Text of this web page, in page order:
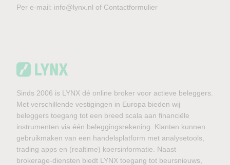
Per e-mail: info@lynx.nl of Contactformulier
Sinds 2006 is LYNX dé online broker voor actieve beleggers.
Met verschillende vestigingen in Europa bieden wij
beleggers toegang tot een breed scala aan financiële
instrumenten via één beleggingsrekening. Klanten kunnen
gebruikmaken van een handelsplatform met analysetools,
trading apps en (realtime) koersinformatie. Naast
brokerage-diensten biedt LYNX toegang tot beursnieuws,